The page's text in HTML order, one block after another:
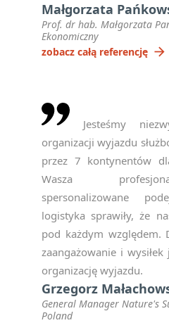
INFORMACJE
się na
akceptuję
prywatności
Please
leave
this
field
empty.
Małgorzata
Prof. dr hab. Małgorzata
Ekonomiczny
zobacz całą referencję arrow_forward
Jesteśmy
organizacji wyjazdu
przez 7 kontynentów
Wasza
spersonalizowane
logistyka sprawiły, że
pod każdym względem.
zaangażowanie i wysiłek
organizację wyjazdu.
Grzegorz
General Manager Nature's
Poland